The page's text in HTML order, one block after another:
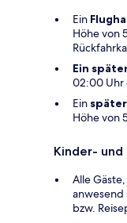
Ein
Höhe von
Ein
02:00 Uhr
Ein
Höhe von
Kinder-
Alle
anwesend
bzw.